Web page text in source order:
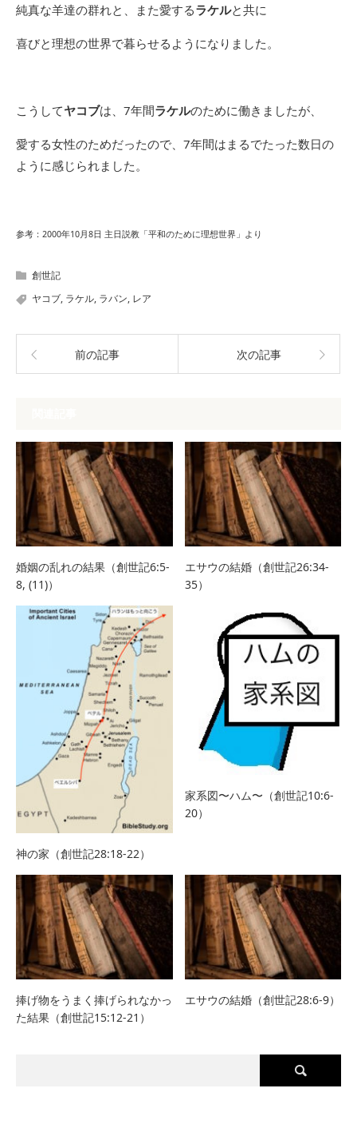
純真な羊達の群れと、また愛するラケルと共に
喜びと理想の世界で暮らせるようになりました。
こうしてヤコブは、7年間ラケルのために働きましたが、
愛する女性のためだったので、7年間はまるでたった数日の
ように感じられました。
参考：2000年10月8日 主日説教「平和のために理想世界」より
創世記
ヤコブ, ラケル, ラバン, レア
前の記事 次の記事
婚姻の乱れの結果（創世記6:5-
8, (11)）
エサウの結婚（創世記26:34-
35）
神の家（創世記28:18-22）
家系図〜ハム〜（創世記10:6-
20）
捧げ物をうまく捧げられなかっ
た結果（創世記15:12-21）
エサウの結婚（創世記28:6-9）